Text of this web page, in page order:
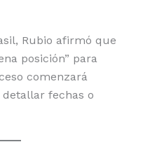
Rubio afirmó que
posición” para
comenzará
fechas o